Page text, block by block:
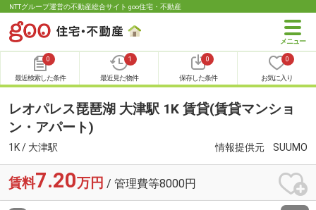
NTTグループ運営の不動産総合サイト goo住宅・不動産
0
最近検索した条件
1
最近見た物件
0
保存した条件
0
お気に入り
レオパレス琵琶湖 大津駅 1K 賃貸(賃貸マンショ
ン・アパート)
1K / 大津駅 情報提供元 SUUMO
賃料7.20万円 / 管理費等8000円